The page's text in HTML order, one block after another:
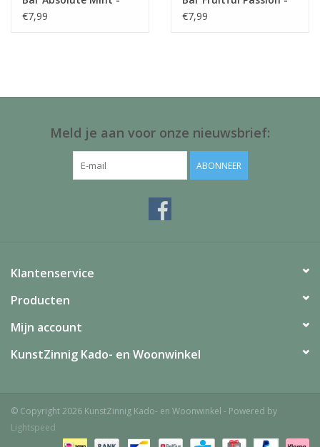
HappySoaps
€7,99
HappySoaps
€7,99
Meld je aan voor onze nieuwsbrief:
ABONNEER
Klantenservice
Producten
Mijn account
KunstZinnig Kado- en Woonwinkel
© Copyright 2026 KunstZinnig Kado- en Woonwinkel - Powered by
Lightspeed